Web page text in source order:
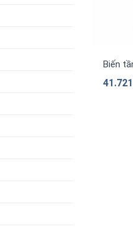
Biến